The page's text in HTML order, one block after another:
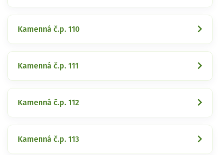
Kamenná č.p. 110
Kamenná č.p. 111
Kamenná č.p. 112
Kamenná č.p. 113